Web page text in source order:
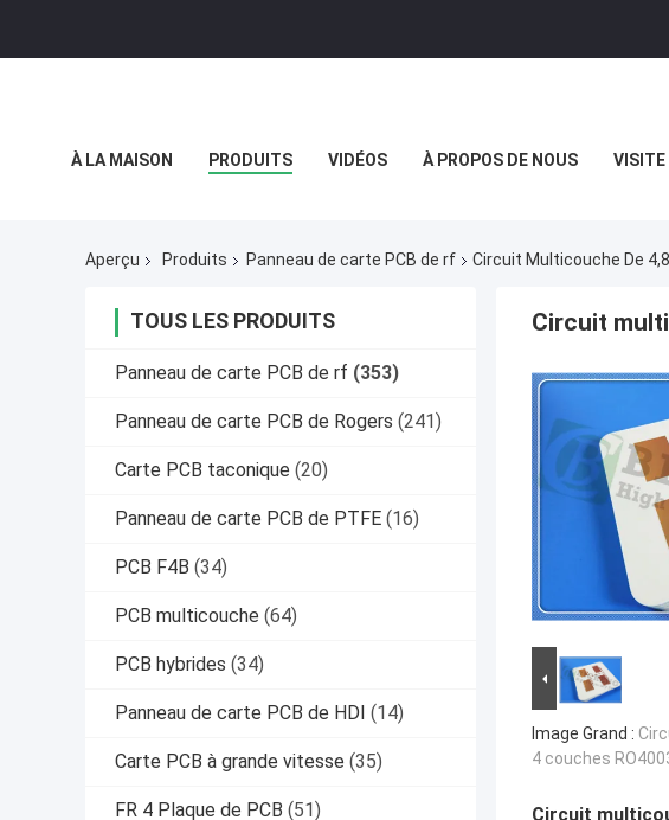
À LA MAISON PRODUITS VIDÉOS À PROPOS DE NOUS VISITE
Aperçu Produits Panneau de carte PCB de rf Circuit Multicouche De 4,8
TOUS LES PRODUITS
Panneau de carte PCB de rf (353)
Panneau de carte PCB de Rogers (241)
Carte PCB taconique (20)
Panneau de carte PCB de PTFE (16)
PCB F4B (34)
PCB multicouche (64)
PCB hybrides (34)
Panneau de carte PCB de HDI (14)
Carte PCB à grande vitesse (35)
FR 4 Plaque de PCB (51)
Circuit
Image Grand :
4 couches
Circuit